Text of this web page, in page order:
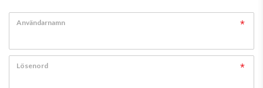
Användarnamn
Lösenord